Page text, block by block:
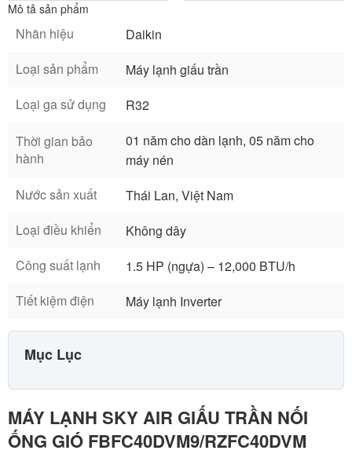
Mô tả sản phẩm
Nhãn hiệu
Daikin
Loại sản phẩm
Máy lạnh giấu trần
Loại ga sử dụng
R32
Thời gian bảo
hành
01 năm cho dàn lạnh, 05 năm cho
máy nén
Nước sản xuất
Thái Lan, Việt Nam
Loại điều khiển
Không dây
Công suất lạnh
1.5 HP (ngựa) – 12,000 BTU/h
Tiết kiệm điện
Máy lạnh Inverter
Mục Lục
MÁY LẠNH SKY AIR GIẤU TRẦN NỐI
ỐNG GIÓ FBFC40DVM9/RZFC40DVM